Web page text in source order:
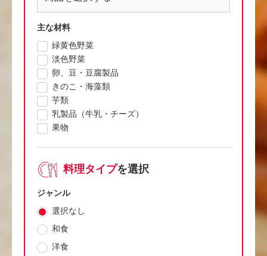
主な材料
緑黄色野菜
淡色野菜
卵、豆・豆腐製品
きのこ・海藻類
芋類
乳製品（牛乳・チーズ）
果物
料理タイプを選択
ジャンル
選択なし
和食
洋食